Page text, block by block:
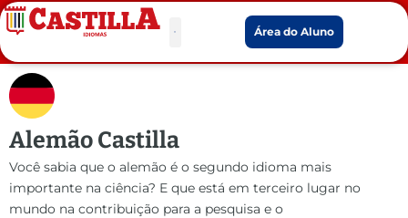
Área do Aluno
Alemão Castilla
Você sabia que o alemão é o segundo idioma mais
importante na ciência? E que está em terceiro lugar no
mundo na contribuição para a pesquisa e o